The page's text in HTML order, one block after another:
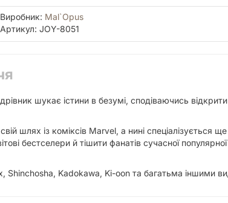
Виробник: Mal`Opus
Артикул: JOY-8051
шукає істини в безумі, сподіваючись
шлях із коміксів Marvel, а нині спеціалізується
бестселери й тішити фанатів сучасної
Shinchosha, Kadokawa, Ki-oon та багатьма іншими